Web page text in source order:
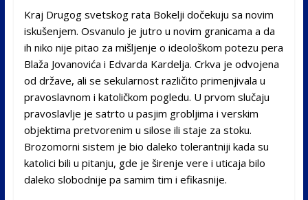
Kraj Drugog svetskog rata Bokelji dočekuju sa novim
iskušenjem. Osvanulo je jutro u novim granicama a da
ih niko nije pitao za mišljenje o ideološkom potezu pera
Blaža Jovanovića i Edvarda Kardelja. Crkva je odvojena
od države, ali se sekularnost različito primenjivala u
pravoslavnom i katoličkom pogledu. U prvom slučaju
pravoslavlje je satrto u pasjim grobljima i verskim
objektima pretvorenim u silose ili staje za stoku.
Brozomorni sistem je bio daleko tolerantniji kada su
katolici bili u pitanju, gde je širenje vere i uticaja bilo
daleko slobodnije pa samim tim i efikasnije.